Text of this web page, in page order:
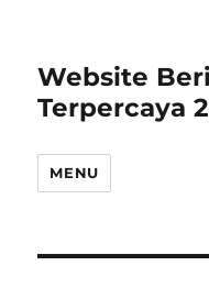
Website
Terpercaya
MENU